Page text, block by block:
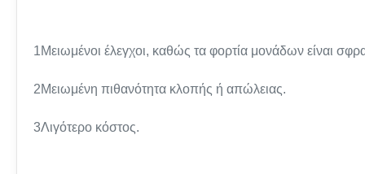
1Μειωμένοι έλεγχοι, καθώς τα φορτία μονάδων είναι
2Μειωμένη πιθανότητα κλοπής ή απώλειας.
3Λιγότερο κόστος.